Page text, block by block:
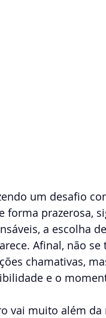
um desafio
forma prazerosa,
a escolha
Afinal, não
chamativas,
e o
vai muito além da